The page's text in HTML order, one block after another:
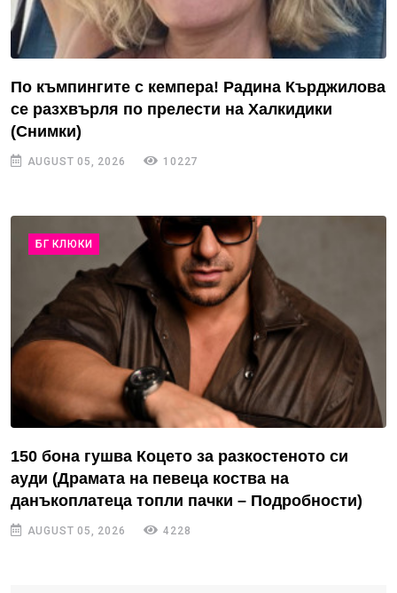
По къмпингите с кемпера! Радина Кърджилова
се разхвърля по прелести на Халкидики
(Снимки)
AUGUST 05, 2026 10227
БГ КЛЮКИ
150 бона гушва Коцето за разкостеното си
ауди (Драмата на певеца коства на
данъкоплатеца топли пачки – Подробности)
AUGUST 05, 2026 4228